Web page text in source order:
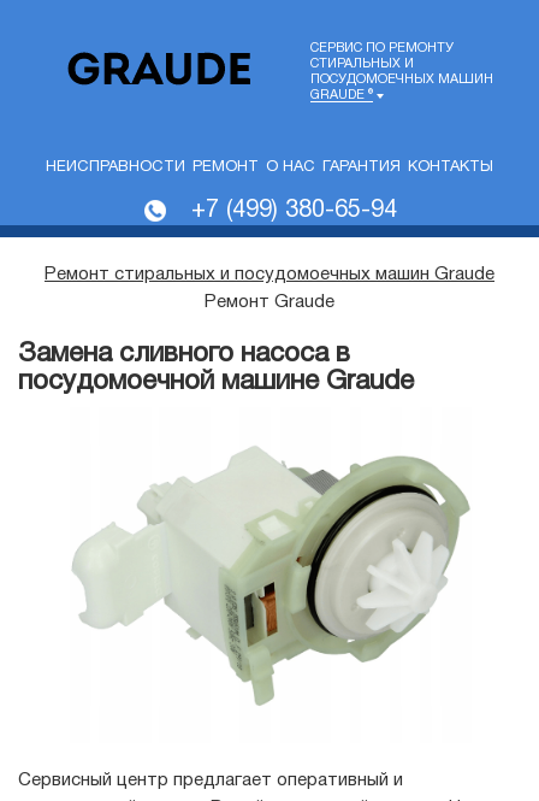
СЕРВИС ПО РЕМОНТУ
СТИРАЛЬНЫХ И
ПОСУДОМОЕЧНЫХ МАШИН
GRAUDE ®
НЕИСПРАВНОСТИ РЕМОНТ О НАС ГАРАНТИЯ КОНТАКТЫ
+7 (499) 380-65-94
Ремонт стиральных и посудомоечных машин Graude
Ремонт Graude
Замена сливного насоса в
посудомоечной машине Graude
Сервисный центр предлагает оперативный и